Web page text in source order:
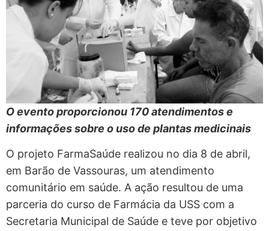
O evento proporcionou 170 atendimentos e
informações sobre o uso de plantas medicinais
O projeto FarmaSaúde realizou no dia 8 de abril,
em Barão de Vassouras, um atendimento
comunitário em saúde. A ação resultou de uma
parceria do curso de Farmácia da USS com a
Secretaria Municipal de Saúde e teve por objetivo